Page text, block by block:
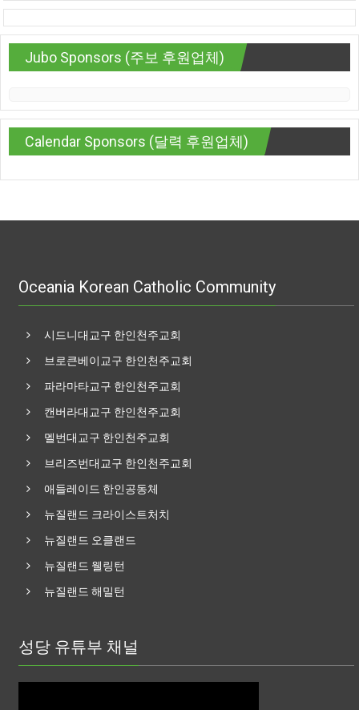
Jubo Sponsors (주보 후원업체)
Calendar Sponsors (달력 후원업체)
Oceania Korean Catholic Community
시드니대교구 한인천주교회
브로큰베이교구 한인천주교회
파라마타교구 한인천주교회
캔버라대교구 한인천주교회
멜번대교구 한인천주교회
브리즈번대교구 한인천주교회
애들레이드 한인공동체
뉴질랜드 크라이스트처치
뉴질랜드 오클랜드
뉴질랜드 웰링턴
뉴질랜드 해밀턴
성당 유튜부 채널